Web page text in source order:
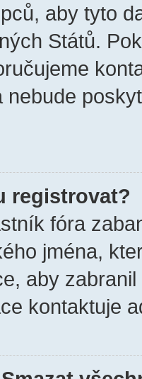
aby tyto
Států.
nebude
registrovat?
fóra
jména,
aby
kontaktuje